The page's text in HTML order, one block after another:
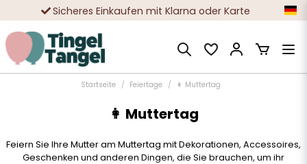
Sicheres Einkaufen mit Klarna oder Karte
Zehntausende zufriedene Kunden
Startseite Feiertage 👩 Muttertag
👩 Muttertag
Feiern Sie Ihre Mutter am Muttertag mit Dekorationen, Accessoires,
Geschenken und anderen Dingen, die Sie brauchen, um ihr